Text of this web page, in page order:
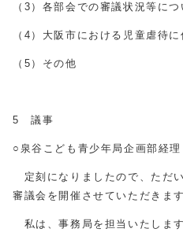
（3）各部会での審議状況等につ
（4）大阪市における児童虐待
（5）その他
5 議事
○泉谷こども青少年局企画部経
定刻になりましたので、ただ
審議会を開催させていただきます
私は、事務局を担当いたしま